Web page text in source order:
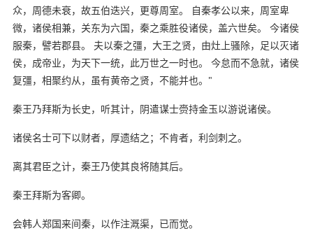
众，周德未衰，故五伯迭兴，更尊周室。 自秦孝公以来，周室卑
微，诸侯相兼，关东为六国，秦之乘胜役诸侯，盖六世矣。 今诸侯
服秦，譬若郡县。 夫以秦之彊，大王之贤，由灶上骚除，足以灭诸
侯，成帝业，为天下一统，此万世之一时也。 今怠而不急就，诸侯
复彊，相聚约从，虽有黄帝之贤，不能并也。"
秦王乃拜斯为长史，听其计，阴遣谋士赍持金玉以游说诸侯。
诸侯名士可下以财者，厚遗结之；不肯者，利剑刺之。
离其君臣之计，秦王乃使其良将随其后。
秦王拜斯为客卿。
会韩人郑国来间秦，以作注溉渠，已而觉。